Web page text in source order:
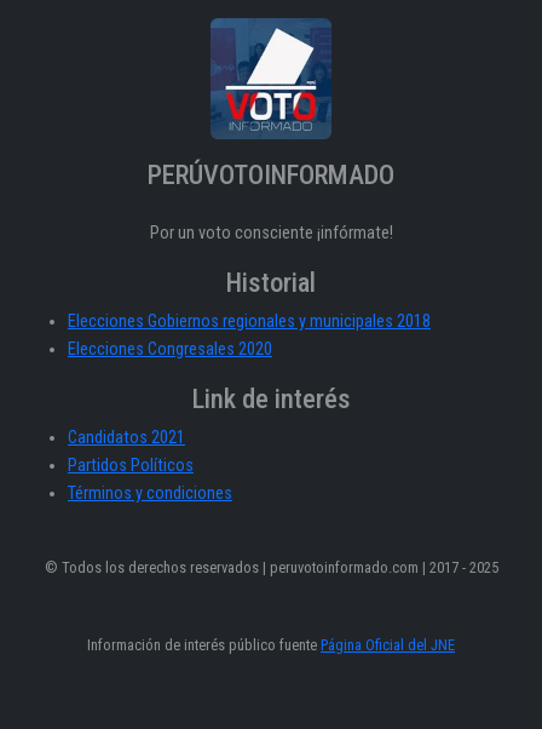
PERÚVOTOINFORMADO
Por un voto consciente ¡infórmate!
Historial
Elecciones Gobiernos regionales y municipales 2018
Elecciones Congresales 2020
Link de interés
Candidatos 2021
Partidos Políticos
Términos y condiciones
© Todos los derechos reservados | peruvotoinformado.com | 2017 - 2025
Información de interés público fuente Página Oficial del JNE